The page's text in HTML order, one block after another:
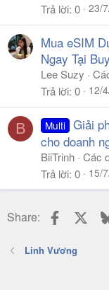
Trả lời 0 23/
Mua eSIM
Ngay Tại
Lee Suzy
Trả lời 0 12/
B Multi Giải
cho doanh
BiiTrinh Các
Trả lời 0 15/
Share:
Linh Vương